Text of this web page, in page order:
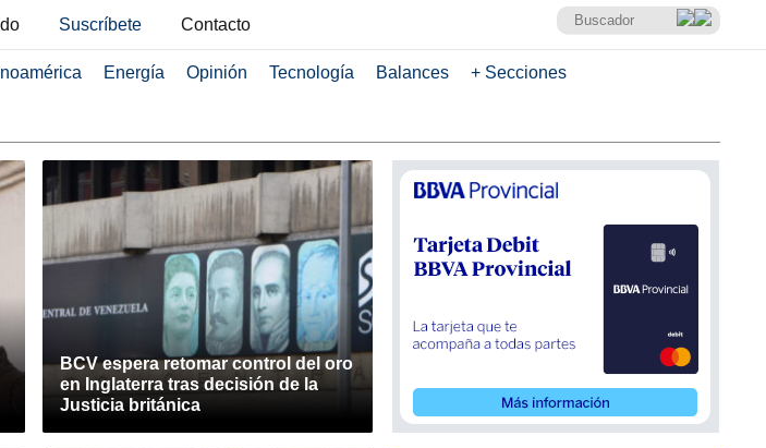
Suscríbete Contacto
Energía Opinión Tecnología Balances + Secciones
BCV espera retomar control del oro
en Inglaterra tras decisión de la
Justicia británica